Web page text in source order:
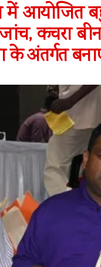
में आयोजित
कचरा
के अंतर्गत